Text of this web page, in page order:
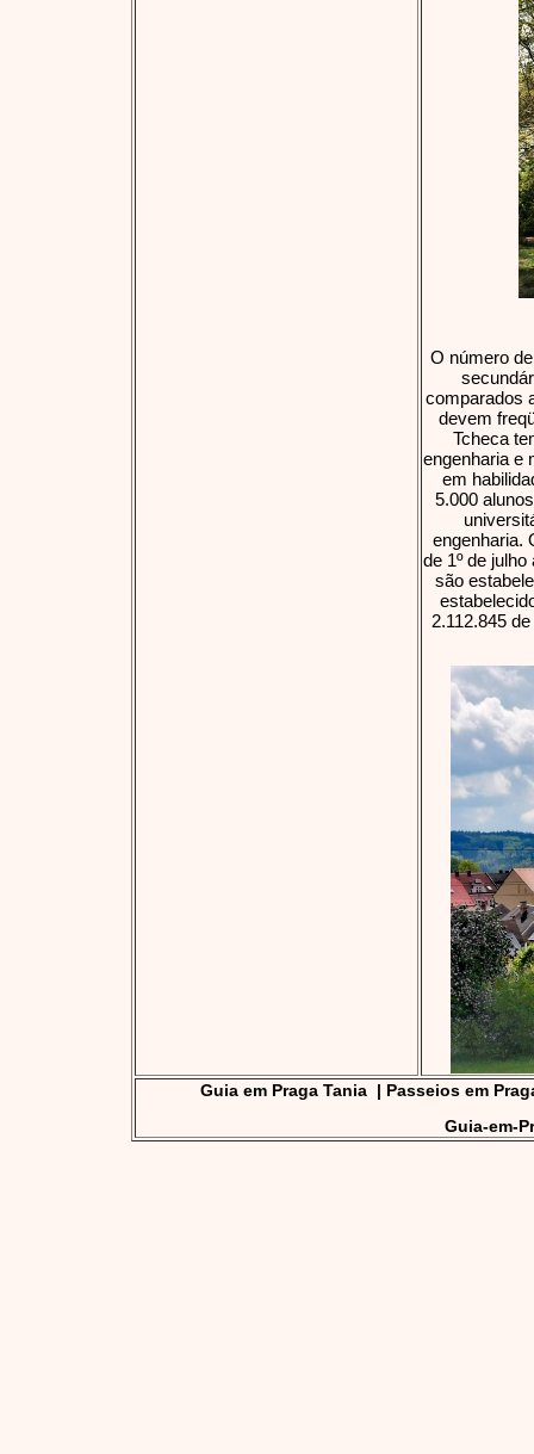
O número
comparados
devem
Tcheca
engenharia e
em
5.000
engenharia.
de 1º de
são
2.112.845
Guia em Praga Tania| Passeios em
Guia-em-